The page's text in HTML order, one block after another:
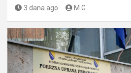
3 dana ago M.G.